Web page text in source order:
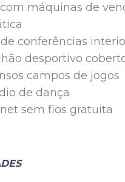
máquinas de
conferências
desportivo
campos de jogos
de dança
sem fios gratuita